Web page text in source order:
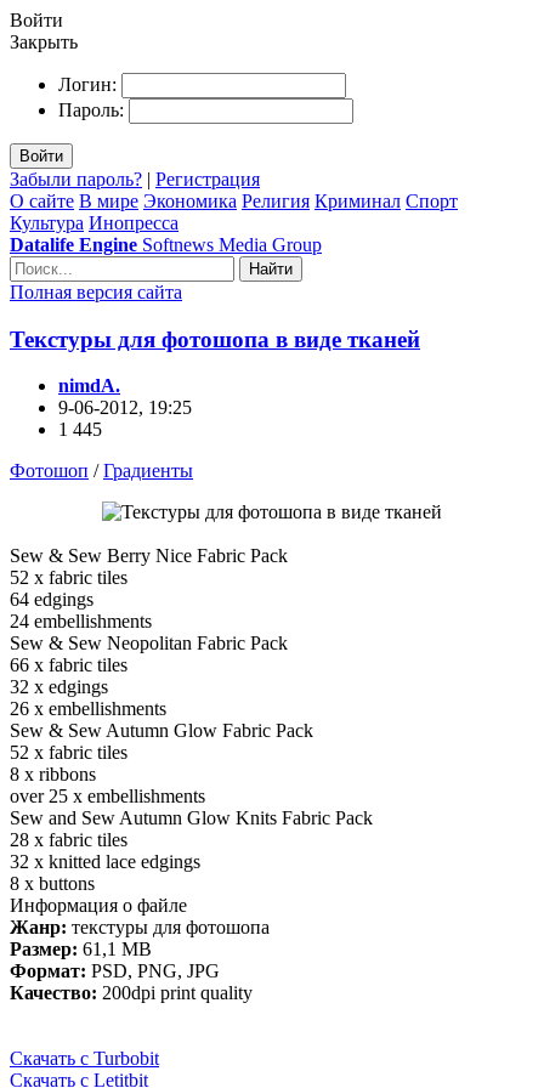
Войти
Закрыть
Логин:
Пароль:
Войти
Забыли пароль? | Регистрация
О сайте В мире Экономика Религия Криминал Спорт
Культура Инопресса
Datalife Engine Softnews Media Group
Найти
Полная версия сайта
Текстуры для фотошопа в виде тканей
nimdA.
9-06-2012, 19:25
1 445
Фотошоп /Градиенты
Sew & Sew Berry Nice Fabric Pack
52 x fabric tiles
64 edgings
24 embellishments
Sew & Sew Neopolitan Fabric Pack
66 x fabric tiles
32 x edgings
26 x embellishments
Sew & Sew Autumn Glow Fabric Pack
52 x fabric tiles
8 x ribbons
over 25 x embellishments
Sew and Sew Autumn Glow Knits Fabric Pack
28 x fabric tiles
32 x knitted lace edgings
8 x buttons
Информация о файле
Жанр: текстуры для фотошопа
Размер: 61,1 MB
Формат: PSD, PNG, JPG
Качество: 200dpi print quality
Скачать с Turbobit
Скачать с Letitbit